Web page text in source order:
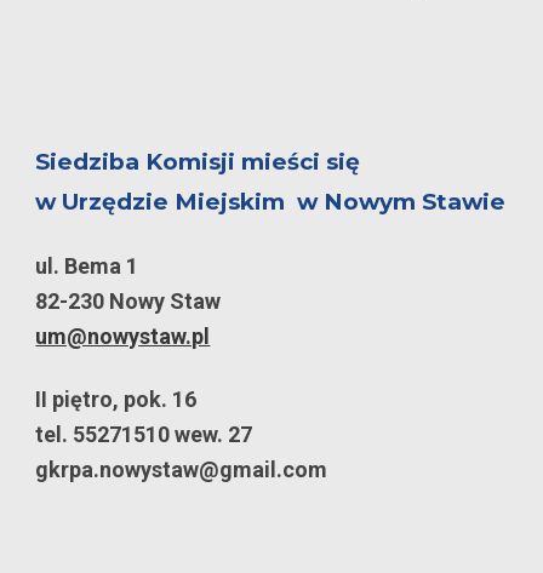
Siedziba Komisji mieści się
w Urzędzie Miejskim w Nowym Stawie
ul. Bema 1
82-230 Nowy Staw
um@nowystaw.pl
II piętro, pok. 16
tel. 55271510 wew. 27
gkrpa.nowystaw@gmail.com